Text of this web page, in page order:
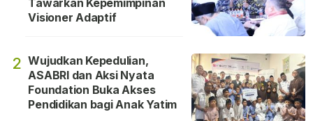
Tawarkan Kepemimpinan
Visioner Adaptif
2 Wujudkan Kepedulian,
ASABRI dan Aksi Nyata
Foundation Buka Akses
Pendidikan bagi Anak Yatim